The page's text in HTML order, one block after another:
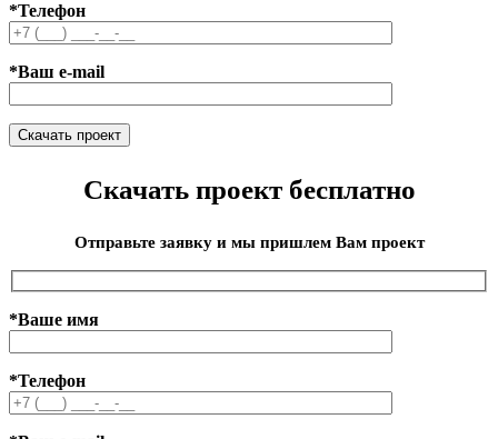
*Телефон
*Ваш e-mail
Скачать проект бесплатно
Отправьте заявку и мы пришлем Вам проект
*Ваше имя
*Телефон